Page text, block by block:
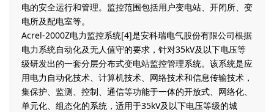
电的安全运行和管理。监控范围包括用户变电站、开闭所、变
电所及配电室等。
Acrel-2000Z电力监控系统[4]是安科瑞电气股份有限公司根据
电力系统自动化及无人值守的要求，针对35kV及以下电压等
级研发出的一套分层分布式变电站监控管理系统。该系统是应
用电力自动化技术、计算机技术、网络技术和信息传输技术，
集保护、监测、控制、通信等功能于一体的开放式、网络化、
单元化、组态化的系统，适用于35kV及以下电压等级的城